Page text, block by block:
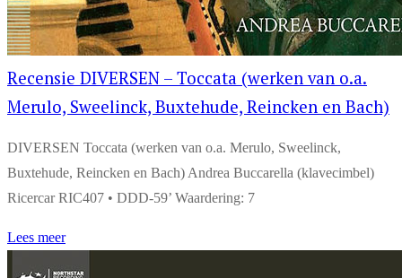
Recensie DIVERSEN – Toccata (werken van o.a.
Merulo, Sweelinck, Buxtehude, Reincken en Bach)
DIVERSEN Toccata (werken van o.a. Merulo, Sweelinck,
Buxtehude, Reincken en Bach) Andrea Buccarella (klavecimbel)
Ricercar RIC407 • DDD-59’ Waardering: 7
Lees meer